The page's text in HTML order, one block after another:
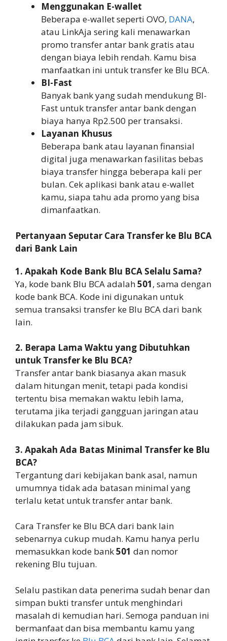
Menggunakan E-wallet
Beberapa e-wallet seperti OVO, DANA,
atau LinkAja sering kali menawarkan
promo transfer antar bank gratis atau
dengan biaya lebih rendah. Kamu bisa
manfaatkan ini untuk transfer ke Blu BCA.
BI-Fast
Banyak bank yang sudah mendukung BI-
Fast untuk transfer antar bank dengan
biaya hanya Rp2.500 per transaksi.
Layanan Khusus
Beberapa bank atau layanan finansial
digital juga menawarkan fasilitas bebas
biaya transfer hingga beberapa kali per
bulan. Cek aplikasi bank atau e-wallet
kamu, siapa tahu ada promo yang bisa
dimanfaatkan.
Pertanyaan Seputar Cara Transfer ke Blu BCA
dari Bank Lain
1. Apakah Kode Bank Blu BCA Selalu Sama?
Ya, kode bank Blu BCA adalah501, sama dengan
kode bank BCA. Kode ini digunakan untuk
semua transaksi transfer ke Blu BCA dari bank
lain.
2. Berapa Lama Waktu yang Dibutuhkan
untuk Transfer ke Blu BCA?
Transfer antar bank biasanya akan masuk
dalam hitungan menit, tetapi pada kondisi
tertentu bisa memakan waktu lebih lama,
terutama jika terjadi gangguan jaringan atau
dilakukan pada jam sibuk.
3. Apakah Ada Batas Minimal Transfer ke Blu
BCA?
Tergantung dari kebijakan bank asal, namun
umumnya tidak ada batasan minimal yang
terlalu ketat untuk transfer antar bank.
Cara Transfer ke Blu BCA dari bank lain
sebenarnya cukup mudah. Kamu hanya perlu
memasukkan kode bank501 dan nomor
rekening Blu tujuan.
Selalu pastikan data penerima sudah benar dan
simpan bukti transfer untuk menghindari
masalah di kemudian hari. Semoga panduan ini
bermanfaat dan bisa membantu kamu yang